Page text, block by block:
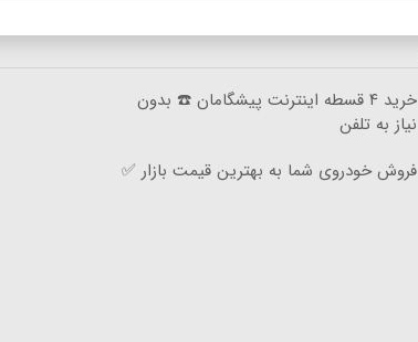
خرید ۴ قسطه اینترنت پیشگامان ☎️ بدون
نیاز به تلفن
فروش خودروی شما به بهترین قیمت بازار ✅